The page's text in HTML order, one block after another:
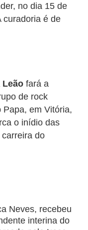
no dia 15 de
curadoria é de
Leão fará a
de rock
Papa, em Vitória,
o inídio das
do